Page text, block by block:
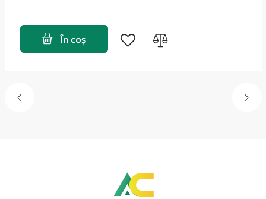
În coș